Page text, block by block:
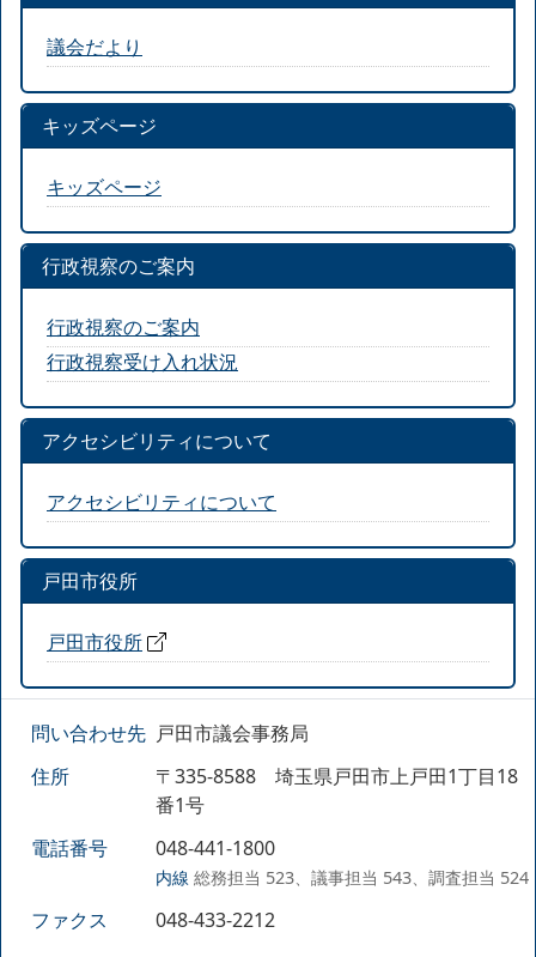
議会だより
キッズページ
キッズページ
行政視察のご案内
行政視察のご案内
行政視察受け入れ状況
アクセシビリティについて
アクセシビリティについて
戸田市役所
戸田市役所
問い合わせ先 戸田市議会事務局
住所
〒335-8588 埼玉県戸田市上戸田1丁目18
番1号
電話番号
048-441-1800
内線 総務担当 523、議事担当 543、調査担当 524
ファクス 048-433-2212